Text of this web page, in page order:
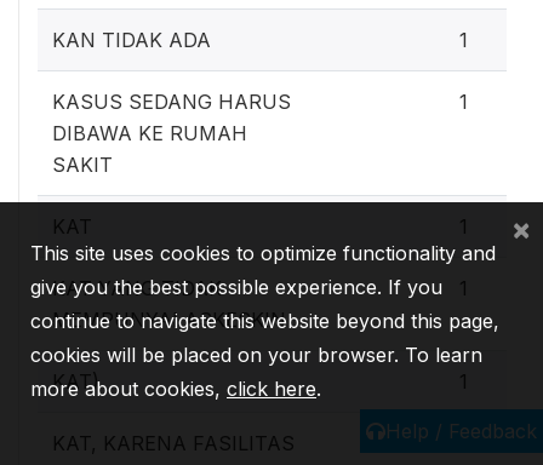
KAN TIDAK ADA 1
KASUS SEDANG HARUS
DIBAWA KE RUMAH
SAKIT
1
KAT 1
KAT YANG TIDAK
MEMPUNYAI ASKESKIN
1
KAT) 1
KAT, KARENA FASILITAS
1
Help / Feedback
This site uses cookies to optimize functionality and
give you the best possible experience. If you
continue to navigate this website beyond this page,
cookies will be placed on your browser. To learn
more about cookies, click here.
×